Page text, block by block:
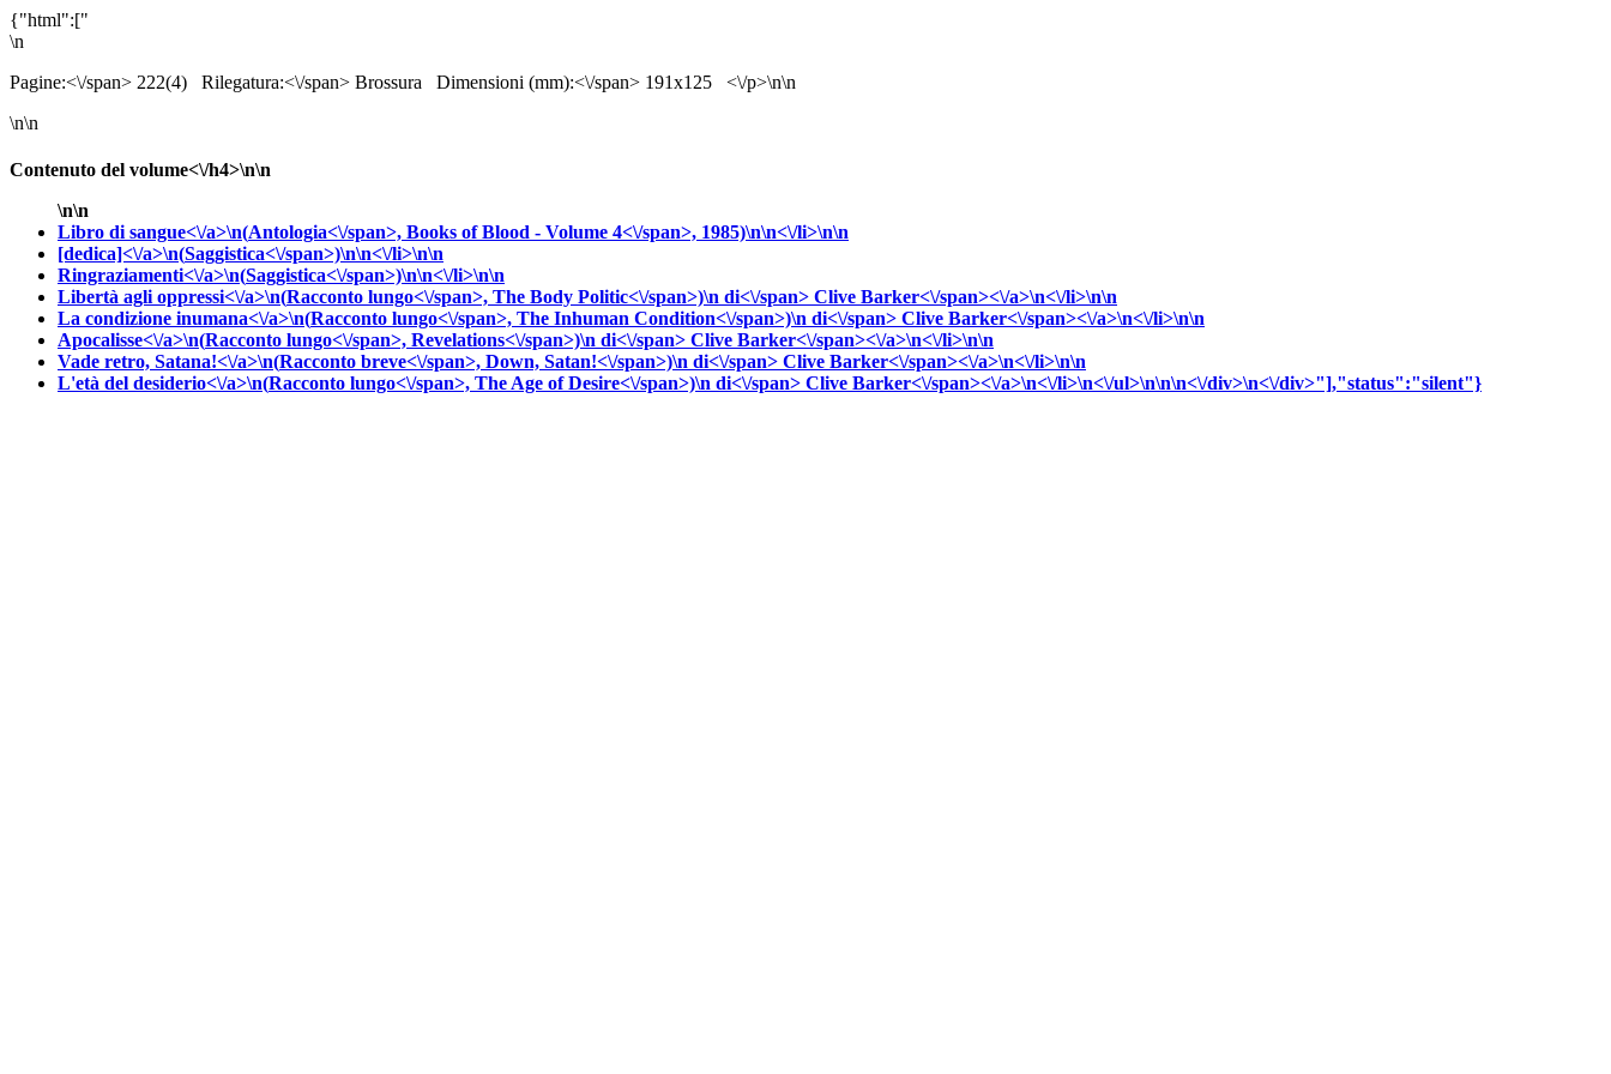
{"html":["
\n
Pagine:<\/span> 222(4) Rilegatura:<\/span> Brossura Dimensioni (mm):<\/span> 191x125 <\/p>\n\n
\n\n
Contenuto del volume<\/h4>\n\n
\n\n
Libro di sangue<\/a>\n(Antologia<\/span>, Books of Blood - Volume 4<\/span>, 1985)\n\n<\/li>\n\n
[dedica]<\/a>\n(Saggistica<\/span>)\n\n<\/li>\n\n
Ringraziamenti<\/a>\n(Saggistica<\/span>)\n\n<\/li>\n\n
Libertà agli oppressi<\/a>\n(Racconto lungo<\/span>, The Body Politic<\/span>)\n di<\/span> Clive Barker<\/span><\/a>\n<\/li>\n\n
La condizione inumana<\/a>\n(Racconto lungo<\/span>, The Inhuman Condition<\/span>)\n di<\/span> Clive Barker<\/span><\/a>\n<\/li>\n\n
Apocalisse<\/a>\n(Racconto lungo<\/span>, Revelations<\/span>)\n di<\/span> Clive Barker<\/span><\/a>\n<\/li>\n\n
Vade retro, Satana!<\/a>\n(Racconto breve<\/span>, Down, Satan!<\/span>)\n di<\/span> Clive Barker<\/span><\/a>\n<\/li>\n\n
L'età del desiderio<\/a>\n(Racconto lungo<\/span>, The Age of Desire<\/span>)\n di<\/span> Clive Barker<\/span><\/a>\n<\/li>\n<\/ul>\n\n\n<\/div>\n<\/div>"],"status":"silent"}